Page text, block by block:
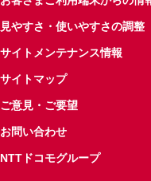
見やすさ・使いやすさの調整
サイトメンテナンス情報
サイトマップ
ご意見・ご要望
お問い合わせ
NTTドコモグループ